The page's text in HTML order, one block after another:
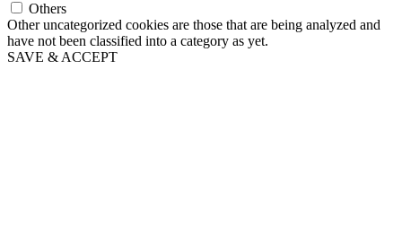
Others
Other uncategorized cookies are those that are being analyzed and
have not been classified into a category as yet.
SAVE & ACCEPT